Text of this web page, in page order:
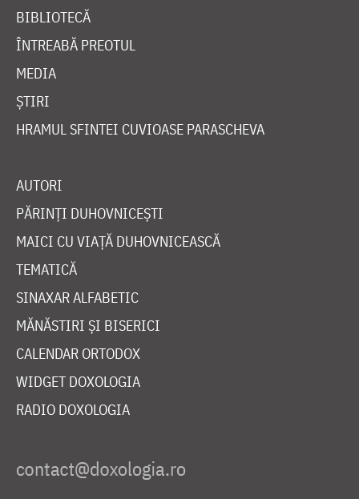
BIBLIOTECĂ
ÎNTREABĂ PREOTUL
MEDIA
ȘTIRI
HRAMUL SFINTEI CUVIOASE PARASCHEVA
AUTORI
PĂRINȚI DUHOVNICEȘTI
MAICI CU VIAȚĂ DUHOVNICEASCĂ
TEMATICĂ
SINAXAR ALFABETIC
MĂNĂSTIRI ȘI BISERICI
CALENDAR ORTODOX
WIDGET DOXOLOGIA
RADIO DOXOLOGIA